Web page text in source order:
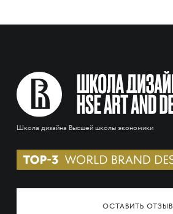
Школа дизайна Высшей школы экономики
ОСТАВИТЬ ОТЗЫВ